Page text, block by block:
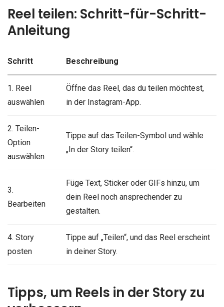
Reel teilen: Schritt-für-Schritt-
Anleitung
Schritt Beschreibung
1. Reel
auswählen
Öffne das Reel, das du teilen möchtest,
in der Instagram-App.
2. Teilen-
Option
auswählen
Tippe auf das Teilen-Symbol und wähle
„In der Story teilen“.
3.
Bearbeiten
Füge Text, Sticker oder GIFs hinzu, um
dein Reel noch ansprechender zu
gestalten.
4. Story
posten
Tippe auf „Teilen“, und das Reel erscheint
in deiner Story.
Tipps, um Reels in der Story zu